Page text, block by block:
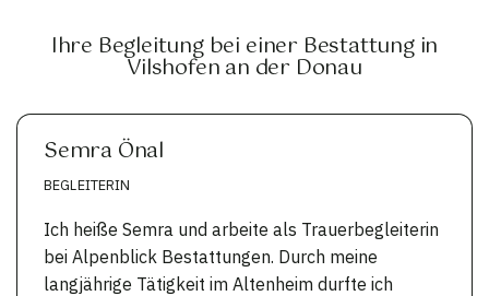
Ihre Begleitung bei einer Bestattung in
Vilshofen an der Donau
Semra Önal
BEGLEITERIN
Ich heiße Semra und arbeite als Trauerbegleiterin
bei Alpenblick Bestattungen. Durch meine
langjährige Tätigkeit im Altenheim durfte ich